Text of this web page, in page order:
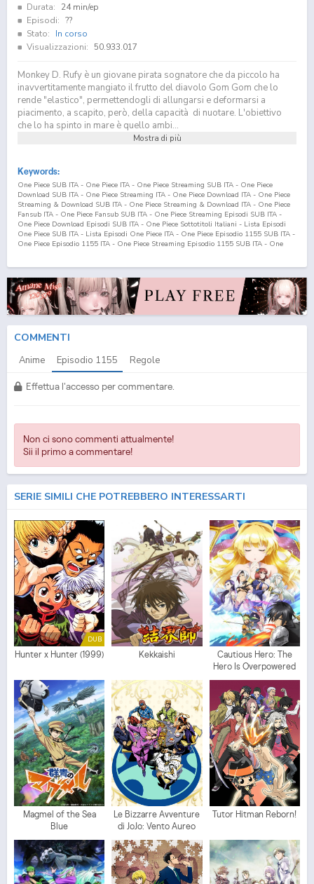
Durata:
24 min/ep
Episodi: ??
Stato:
In corso
Visualizzazioni:
50.933.017
Monkey D. Rufy è un giovane pirata sognatore che da piccolo ha
inavvertitamente mangiato il frutto del diavolo Gom Gom che lo
rende "elastico", permettendogli di allungarsi e deformarsi a
piacimento, a scapito, però, della capacità di nuotare. L'obiettivo
che lo ha spinto in mare è quello ambi...
Mostra di più
Keywords:
One Piece SUB ITA - One Piece ITA - One Piece Streaming SUB ITA - One Piece
Download SUB ITA - One Piece Streaming ITA - One Piece Download ITA - One Piece
Streaming & Download SUB ITA - One Piece Streaming & Download ITA - One Piece
Fansub ITA - One Piece Fansub SUB ITA - One Piece Streaming Episodi SUB ITA -
One Piece Download Episodi SUB ITA - One Piece Sottotitoli Italiani - Lista Episodi
One Piece SUB ITA - Lista Episodi One Piece ITA - One Piece Episodio 1155 SUB ITA -
One Piece Episodio 1155 ITA - One Piece Streaming Episodio 1155 SUB ITA - One
COMMENTI
Anime Episodio 1155 Regole
Effettua l'accesso per commentare.
Non ci sono commenti attualmente!
Sii il primo a commentare!
SERIE SIMILI CHE POTREBBERO INTERESSARTI
DUB
Hunter x Hunter (1999) Kekkaishi
Cautious Hero: The
Hero Is Overpowered
but Overly Cautious
Magmel of the Sea
Blue
Le Bizzarre Avventure
di JoJo: Vento Aureo
Tutor Hitman Reborn!